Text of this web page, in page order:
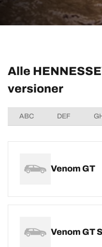
Alle
versioner
ABC DEF
Venom GT
Venom GT